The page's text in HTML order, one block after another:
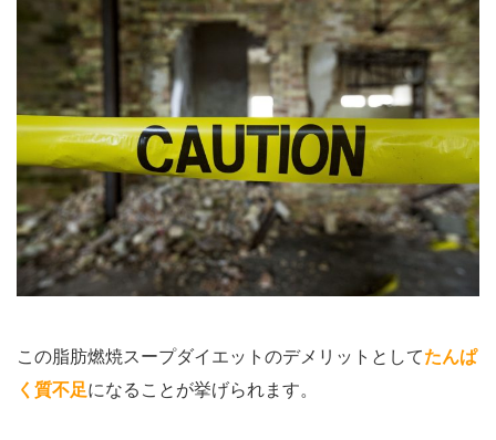
この脂肪燃焼スープダイエットのデメリットとしてたんぱ
く質不足になることが挙げられます。